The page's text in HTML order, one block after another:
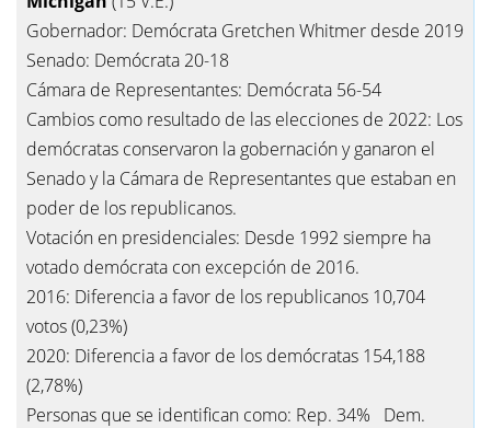
Gobernador: Demócrata Gretchen Whitmer desde 2019
Senado: Demócrata 20-18
Cámara de Representantes: Demócrata 56-54
Cambios como resultado de las elecciones de 2022: Los
demócratas conservaron la gobernación y ganaron el
Senado y la Cámara de Representantes que estaban en
poder de los republicanos.
Votación en presidenciales: Desde 1992 siempre ha
votado demócrata con excepción de 2016.
2016: Diferencia a favor de los republicanos 10,704
votos (0,23%)
2020: Diferencia a favor de los demócratas 154,188
(2,78%)
Personas que se identifican como: Rep. 34% Dem.